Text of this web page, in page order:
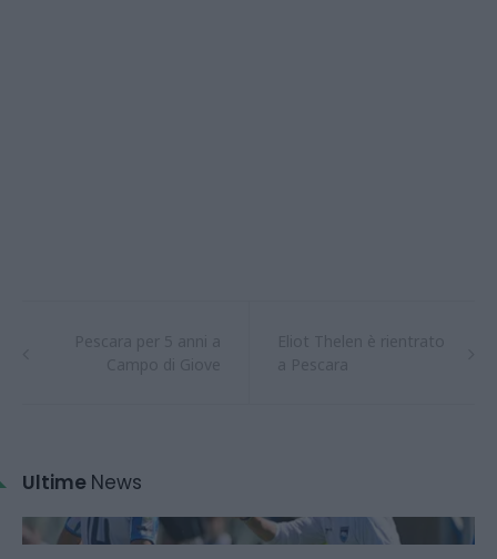
Ultime News